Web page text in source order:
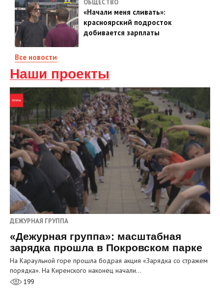
ОБЩЕСТВО
«Начали меня сливать»:
красноярский подросток
добивается зарплаты
Все новости
Наши проекты
ДЕЖУРНАЯ ГРУППА
«Дежурная группа»: масштабная
зарядка прошла в Покровском парке
На Караульной горе прошла бодрая акция «Зарядка со стражем
порядка». На Киренского наконец начали…
199